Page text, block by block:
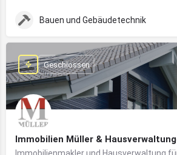
Bauen und Gebäudetechnik
Immobilien Müller &
Geschlossen